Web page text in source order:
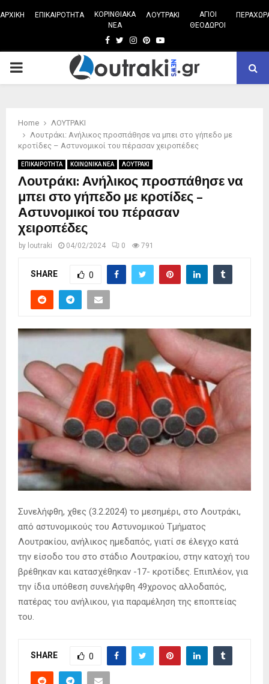
ΑΡΧΙΚΗ ΕΠΙΚΑΙΡΟΤΗΤΑ
ΚΟΡΙΝΘΙΑΚΑ
ΝΕΑ
ΛΟΥΤΡΑΚΙ
ΑΓΙΟΙ
ΘΕΟΔΩΡΟΙ
Facebook
TwitterInstagram
Pinterest
Youtube
PRIMARY
Home
ΛΟΥΤΡΑΚΙ
Λουτράκι: Ανήλικος προσπάθησε να μπει στο γήπεδο με
κροτίδες – Αστυνομικοί του πέρασαν χειροπέδες
ΕΠΙΚΑΙΡΟΤΗΤΑ ΚΟΙΝΩΝΙΚΑ ΝΕΑ ΛΟΥΤΡΑΚΙ
Λουτράκι: Ανήλικος προσπάθησε να
μπει στο γήπεδο με κροτίδες –
Αστυνομικοί του πέρασαν
χειροπέδες
by loutraki 04/02/2024 0 791
SHARE 0
Συνελήφθη, χθες (3.2.2024) το μεσημέρι, στο Λουτράκι,
από αστυνομικούς του Αστυνομικού Τμήματος
Λουτρακίου, ανήλικος ημεδαπός, γιατί σε έλεγχο κατά
την είσοδο του στο στάδιο Λουτρακίου, στην κατοχή του
βρέθηκαν και κατασχέθηκαν -17- κροτίδες. Επιπλέον, για
την ίδια υπόθεση συνελήφθη 49χρονος αλλοδαπός,
πατέρας του ανήλικου, για παραμέληση της εποπτείας
του.
SHARE 0